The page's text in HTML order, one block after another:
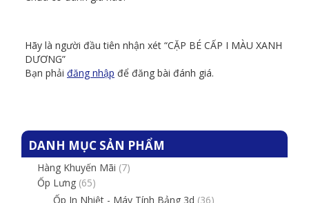
Hãy là người đầu tiên nhận xét “CẶP BÉ CẤP I MÀU XANH
DƯƠNG”
Bạn phải đăng nhập để đăng bài đánh giá.
DANH MỤC SẢN PHẨM
Hàng Khuyến Mãi (7)
Ốp Lưng (65)
Ốp In Nhiệt - Máy Tính Bảng 3d (36)